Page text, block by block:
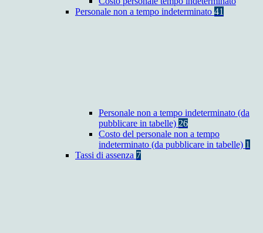
Personale non a tempo indeterminato 41
Personale non a tempo indeterminato (da
pubblicare in tabelle) 26
Costo del personale non a tempo
indeterminato (da pubblicare in tabelle) 1
Tassi di assenza 7